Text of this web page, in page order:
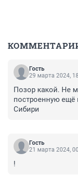
Гость
29 марта 2024,
Позор какой. Не
построенную ещё
Сибири
Гость
21 марта 2024,
!